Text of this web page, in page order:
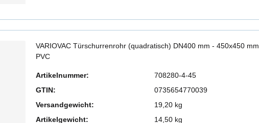
VARIOVAC Türschurrenrohr (quadratisch) DN400 mm - 450x450 mm
PVC
Artikelnummer:
708280-4-45
GTIN:
0735654770039
Versandgewicht:
19,20 kg
Artikelgewicht:
14,50 kg